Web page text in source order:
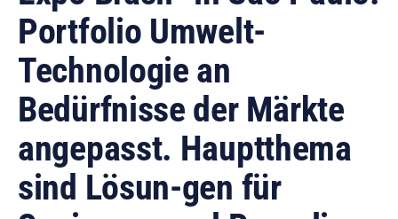
Portfolio Umwelt-
Technologie an
Bedürfnisse der Märkte
angepasst. Hauptthema
sind Lösun-gen für